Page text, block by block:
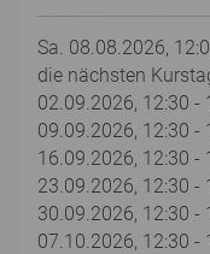
Sa. 08.08.2026,
die nächsten
02.09.2026, 12:30 -
09.09.2026, 12:30 -
16.09.2026, 12:30 -
23.09.2026, 12:30 -
30.09.2026, 12:30 -
07.10.2026, 12:30 -